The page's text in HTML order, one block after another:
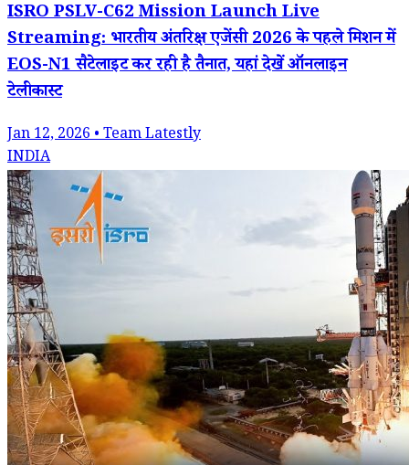
ISRO PSLV-C62 Mission Launch Live
Streaming: भारतीय अंतरिक्ष एजेंसी 2026 के पहले मिशन में
EOS-N1 सैटेलाइट कर रही है तैनात, यहां देखें ऑनलाइन
टेलीकास्ट
Jan 12, 2026 • Team Latestly
INDIA